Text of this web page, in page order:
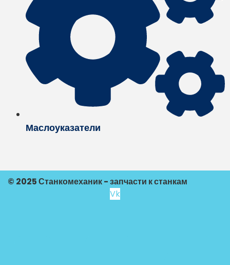
Маслоуказатели
© 2025 Станкомеханик - запчасти к станкам
Vk